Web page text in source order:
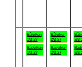
Båtviken
1/3-27
Badviken
1/3-27
Båtviken
2/3-27
Badviken
2/3-27
3/3-
3/3-